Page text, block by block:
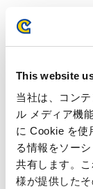
This website
当社は、コン
ル メディア機
に Cookie を使
る情報をソー
共有します。
様が提供した
【注意事項】
る場合がご
※発売時期
※本商品は
開される可
い。